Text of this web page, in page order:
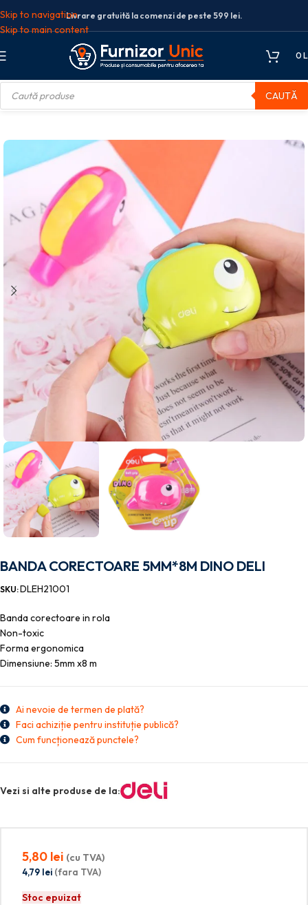
Skip to navigation
Skip to main content
Livrare gratuită la comenzi de peste 599 lei.
0
CAUTĂ
Banda corectoare
BANDA CORECTOARE 5MM*8M DINO DELI
SKU:DLEH21001
Banda corectoare in rola
Non-toxic
Forma ergonomica
Dimensiune: 5mm x8 m
Ai nevoie de termen de plată?
Faci achiziție pentru instituție publică?
Cum funcționează punctele?
Vezi si alte produse de la:
5,80 lei (cu TVA)
4,79 lei (fara TVA)
Stoc epuizat